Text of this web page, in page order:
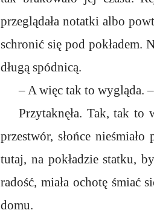
przeglądała notatki albo
schronić się pod pokładem.
długą spódnicą.
– A więc tak to wygląda.
Przytaknęła. Tak, tak to
przestwór, słońce
tutaj, na pokładzie statku,
radość, miała ochotę
domu.